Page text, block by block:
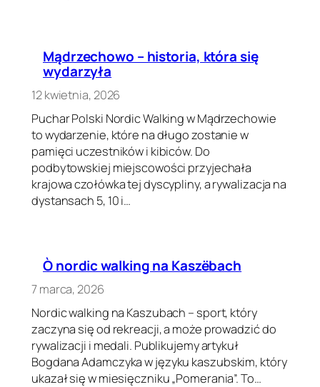
Mądrzechowo – historia, która się
wydarzyła
12 kwietnia, 2026
Puchar Polski Nordic Walking w Mądrzechowie
to wydarzenie, które na długo zostanie w
pamięci uczestników i kibiców. Do
podbytowskiej miejscowości przyjechała
krajowa czołówka tej dyscypliny, a rywalizacja na
dystansach 5, 10 i…
Ò nordic walking na Kaszëbach
7 marca, 2026
Nordic walking na Kaszubach – sport, który
zaczyna się od rekreacji, a może prowadzić do
rywalizacji i medali. Publikujemy artykuł
Bogdana Adamczyka w języku kaszubskim, który
ukazał się w miesięczniku „Pomerania”. To…